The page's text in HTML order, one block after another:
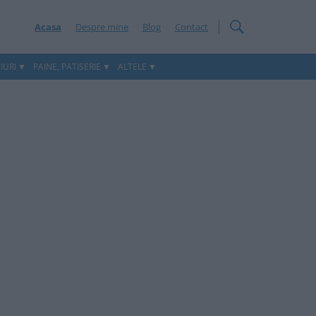
Acasa Despre mine Blog Contact
PAINE, PATISERIE ALTELE